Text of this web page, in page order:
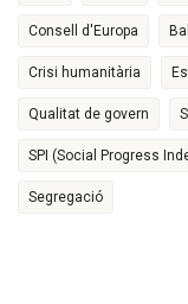
Consell d'Europa
Crisi humanitària
Qualitat de govern
SPI (Social Progress
Segregació